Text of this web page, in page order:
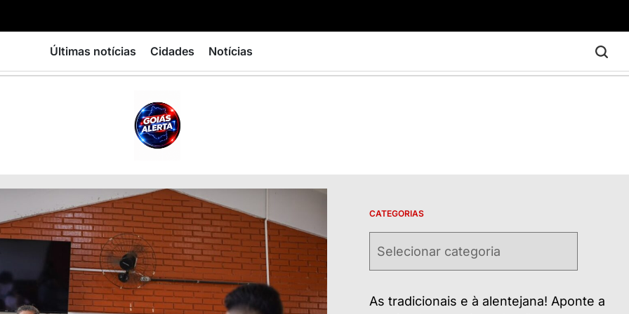
Últimas notícias Cidades Notícias
ALERTA
CATEGORIAS
As tradicionais e à alentejana! Aponte a